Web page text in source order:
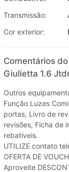
Transmissão:
Cor exterior:
Comentários
Giulietta 1.6
Outros
Função Luzes
portas, Livro de
revisões, Ficha de
rebatíveis.
UTILIZE contato
OFERTA DE
Aproveite